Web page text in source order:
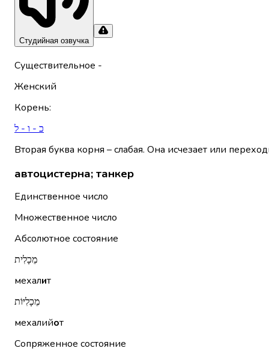
Студийная озвучка
Существительное -
Женский
Корень:
כ - ו - ל
Вторая буква корня – слабая. Она исчезает или
автоцистерна; танкер
Единственное число
Множественное число
Абсолютное состояние
מֵכָלִית
мехалит
מֵכָלִיּוֹת
мехалийот
Сопряженное состояние